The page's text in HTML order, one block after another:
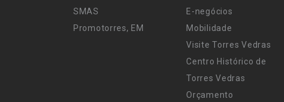
SMAS
Promotorres, EM
E-negócios
Mobilidade
Visite Torres Vedras
Centro Histórico de
Torres Vedras
Orçamento